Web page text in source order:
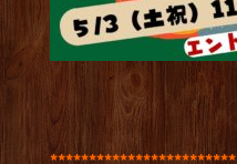
************************